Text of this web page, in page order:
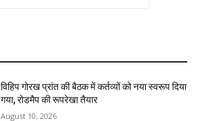
विहिप गोरख प्रांत की बैठक में कर्तव्यों को नया स्वरूप दिया
गया, रोडमैप की रूपरेखा तैयार
August 10, 2026